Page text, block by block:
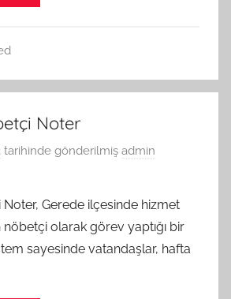
Noter
tarihinde gönderilmiş admin
Gerede ilçesinde hizmet
olarak görev yaptığı bir
sayesinde vatandaşlar, hafta